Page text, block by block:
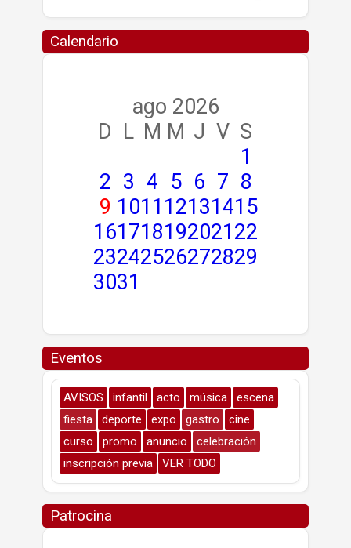
Calendario
ago 2026
D L M M J V S
1
2 3 4 5 6 7 8
9 1011 12131415
16171819202122
23242526272829
3031
Eventos
AVISOS infantil acto música
escena
fiesta
deporte expo gastro
cine
curso
promo anuncio
celebración
inscripción previa
VER TODO
Patrocina